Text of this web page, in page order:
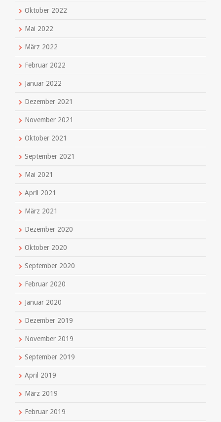
Oktober 2022
Mai 2022
März 2022
Februar 2022
Januar 2022
Dezember 2021
November 2021
Oktober 2021
September 2021
Mai 2021
April 2021
März 2021
Dezember 2020
Oktober 2020
September 2020
Februar 2020
Januar 2020
Dezember 2019
November 2019
September 2019
April 2019
März 2019
Februar 2019